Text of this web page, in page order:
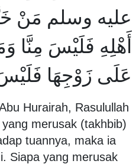
عليه وسلم مَنْ
أَهْلِهِ فَلَيْسَ مِنَّا
عَلَى زَوْجِهَا
Hurairah, Rasulullah
merusak (takhbib)
tuannya, maka ia
Siapa yang merusak